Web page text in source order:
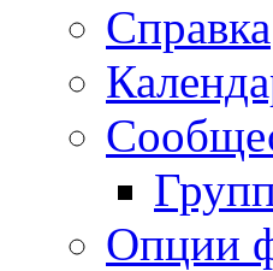
Справка
Опции